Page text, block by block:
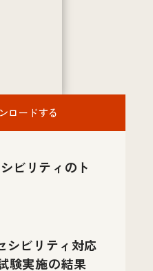
ロードする
ビリティのト
シビリティ対応
験実施の結果